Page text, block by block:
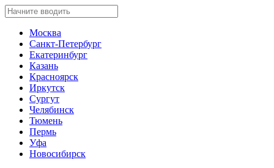
Москва
Санкт-Петербург
Екатеринбург
Казань
Красноярск
Иркутск
Сургут
Челябинск
Тюмень
Пермь
Уфа
Новосибирск